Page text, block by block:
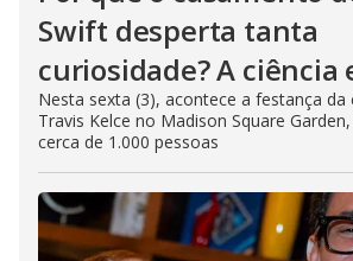
Swift desperta tanta
curiosidade? A ciência
Nesta sexta (3), acontece a festança da
Travis Kelce no Madison Square
cerca de 1.000 pessoas